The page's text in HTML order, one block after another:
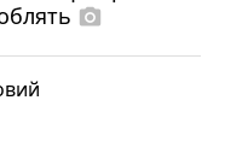
photo_camera